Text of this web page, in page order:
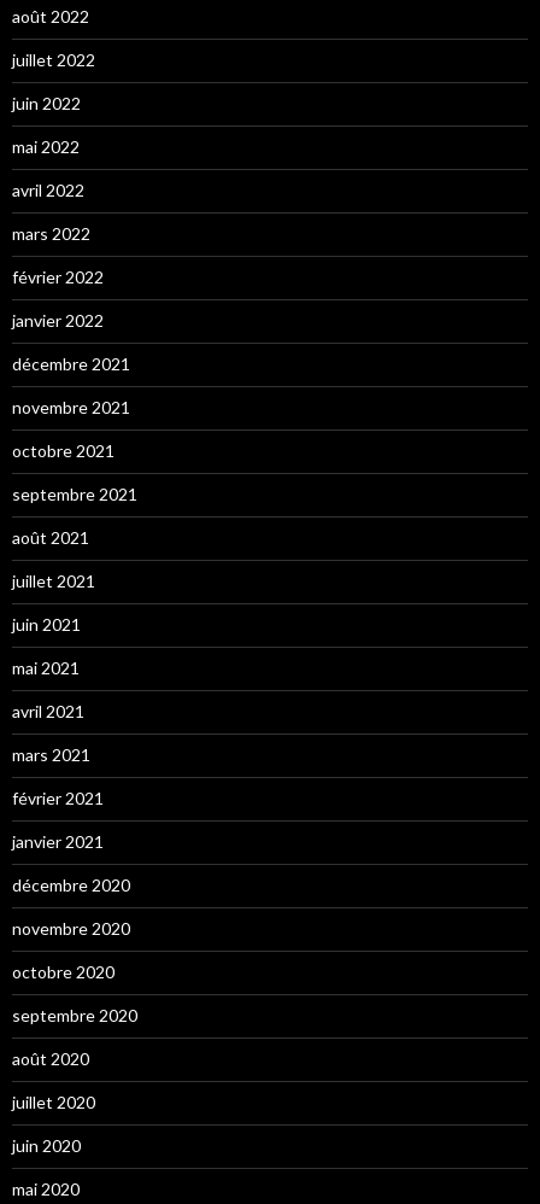
août 2022
juillet 2022
juin 2022
mai 2022
avril 2022
mars 2022
février 2022
janvier 2022
décembre 2021
novembre 2021
octobre 2021
septembre 2021
août 2021
juillet 2021
juin 2021
mai 2021
avril 2021
mars 2021
février 2021
janvier 2021
décembre 2020
novembre 2020
octobre 2020
septembre 2020
août 2020
juillet 2020
juin 2020
mai 2020